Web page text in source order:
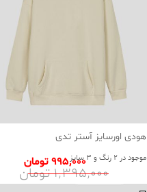
هودی اورسایز آستر تدی
موجود در 2 رنگ و 3 سایز
1٬395٬000 تومان
995٬000 تومان